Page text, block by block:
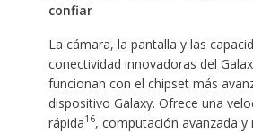
confiar
La cámara, la pantalla y las
conectividad innovadoras del
funcionan con el chipset más
dispositivo Galaxy. Ofrece una
rápida16, computación avanzada y